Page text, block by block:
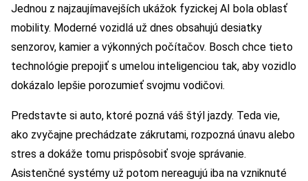
Jednou z najzaujímavejších ukážok fyzickej AI bola oblasť
mobility. Moderné vozidlá už dnes obsahujú desiatky
senzorov, kamier a výkonných počítačov. Bosch chce tieto
technológie prepojiť s umelou inteligenciou tak, aby vozidlo
dokázalo lepšie porozumieť svojmu vodičovi.
Predstavte si auto, ktoré pozná váš štýl jazdy. Teda vie,
ako zvyčajne prechádzate zákrutami, rozpozná únavu alebo
stres a dokáže tomu prispôsobiť svoje správanie.
Asistenčné systémy už potom nereagujú iba na vzniknuté